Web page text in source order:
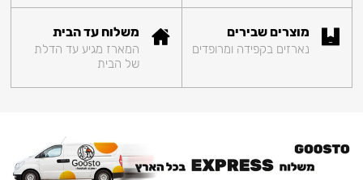
מוצרים שבירים
נארזים בקפידה ומרופדים
משלוח עד הבית
המארז מגיע עד הדלת
של הבית